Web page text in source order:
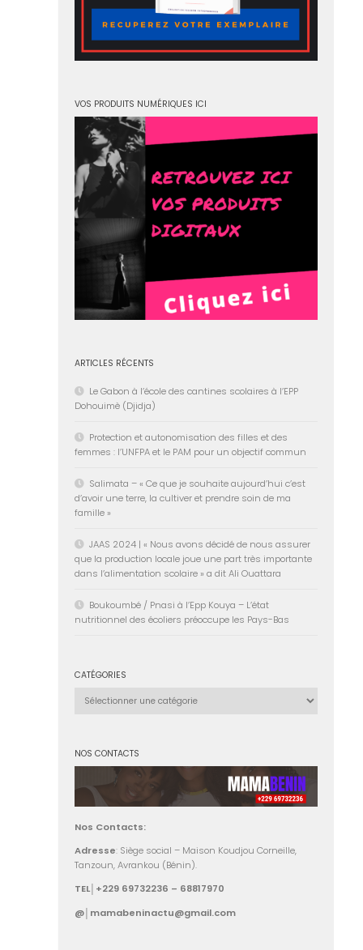
VOS PRODUITS NUMÉRIQUES ICI
ARTICLES RÉCENTS
Le Gabon à l’école des cantines scolaires à l’EPP
Dohouimè (Djidja)
Protection et autonomisation des filles et des
femmes : l’UNFPA et le PAM pour un objectif commun
Salimata – « Ce que je souhaite aujourd’hui c’est
d’avoir une terre, la cultiver et prendre soin de ma
famille »
JAAS 2024 | « Nous avons décidé de nous assurer
que la production locale joue une part très importante
dans l’alimentation scolaire » a dit Ali Ouattara
Boukoumbé / Pnasi à l’Epp Kouya – L’état
nutritionnel des écoliers préoccupe les Pays-Bas
CATÉGORIES
NOS CONTACTS
Nos Contacts:
Adresse: Siège social – Maison Koudjou Corneille,
Tanzoun, Avrankou (Bénin).
TEL│+229 69732236 – 68817970
@│mamabeninactu@gmail.com